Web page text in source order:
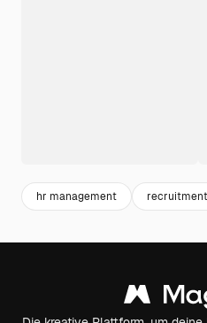
hr management recruitment